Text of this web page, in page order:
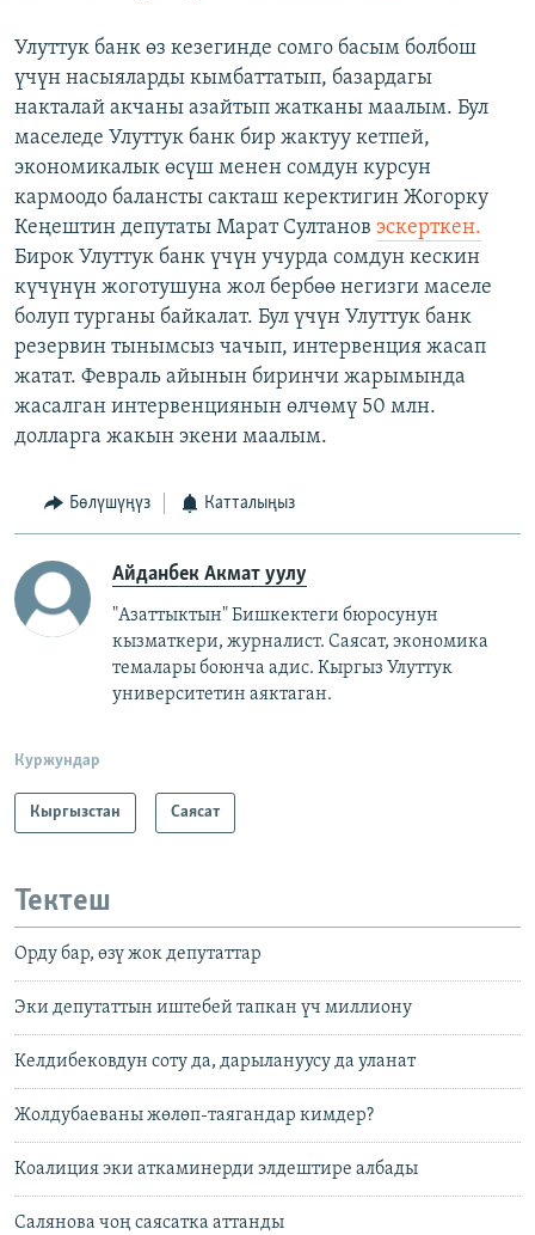
Улуттук банк өз кезегинде сомго басым болбош
үчүн насыяларды кымбаттатып, базардагы
накталай акчаны азайтып жатканы маалым. Бул
маселеде Улуттук банк бир жактуу кетпей,
экономикалык өсүш менен сомдун курсун
кармоодо балансты сакташ керектигин Жогорку
Кеңештин депутаты Марат Султанов эскерткен.
Бирок Улуттук банк үчүн учурда сомдун кескин
күчүнүн жоготушуна жол бербөө негизги маселе
болуп турганы байкалат. Бул үчүн Улуттук банк
резервин тынымсыз чачып, интервенция жасап
жатат. Февраль айынын биринчи жарымында
жасалган интервенциянын өлчөмү 50 млн.
долларга жакын экени маалым.
Бөлүшүңүз Катталыңыз
Айданбек Акмат уулу
"Азаттыктын" Бишкектеги бюросунун
кызматкери, журналист. Саясат, экономика
темалары боюнча адис. Кыргыз Улуттук
университетин аяктаган.
Куржундар
Кыргызстан Саясат
Тектеш
Орду бар, өзү жок депутаттар
Эки депутаттын иштебей тапкан үч миллиону
Келдибековдун соту да, дарылануусу да уланат
Жолдубаеваны жөлөп-таягандар кимдер?
Коалиция эки аткаминерди элдештире албады
Салянова чоң саясатка аттанды